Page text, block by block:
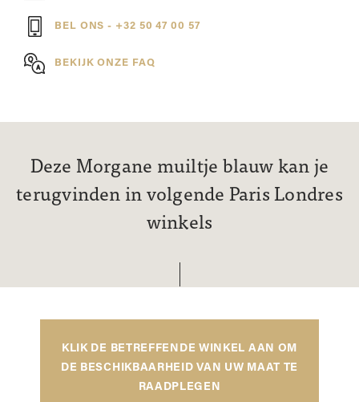
BEL ONS - +32 50 47 00 57
BEKIJK ONZE FAQ
Deze Morgane muiltje blauw kan je
terugvinden in volgende Paris Londres
winkels
KLIK DE BETREFFENDE WINKEL AAN OM
DE BESCHIKBAARHEID VAN UW MAAT TE
RAADPLEGEN